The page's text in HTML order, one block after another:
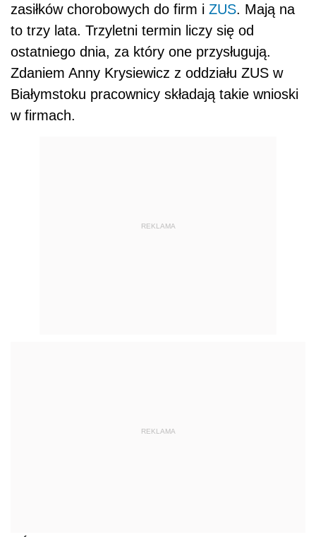
zasiłków chorobowych do firm i ZUS. Mają na
to trzy lata. Trzyletni termin liczy się od
ostatniego dnia, za który one przysługują.
Zdaniem Anny Krysiewicz z oddziału ZUS w
Białymstoku pracownicy składają takie wnioski
w firmach.
REKLAMA
REKLAMA